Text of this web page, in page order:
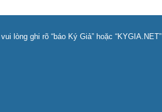
lòng ghi rõ “báo Ký Giả” hoặc “KYGIA.NET”